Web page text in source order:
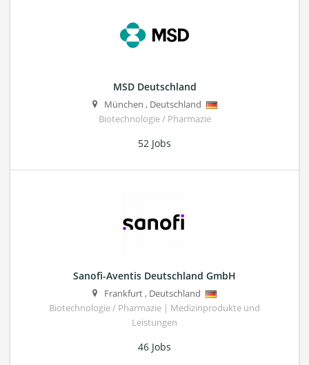
MSD Deutschland
München , Deutschland
Biotechnologie / Pharmazie
52 Jobs
Sanofi-Aventis Deutschland GmbH
Frankfurt, Deutschland
Biotechnologie / Pharmazie | Medizinprodukte und
Leistungen
46 Jobs